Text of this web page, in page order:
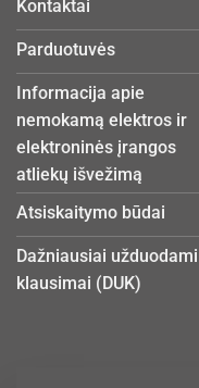
Kontaktai
Parduotuvės
Informacija apie
nemokamą elektros ir
elektroninės įrangos
atliekų išvežimą
Atsiskaitymo būdai
Dažniausiai užduodami
klausimai (DUK)